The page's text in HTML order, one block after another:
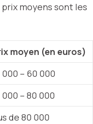
moyens sont les
moyen (en euros)
000 – 60 000
000 – 80 000
de 80 000